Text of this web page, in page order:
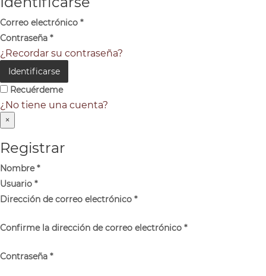
Correo electrónico *
Contraseña *
¿Recordar su contraseña?
Identificarse
Recuérdeme
¿No tiene una cuenta?
×
Registrar
Nombre*
Usuario *
Dirección de correo electrónico *
Confirme la dirección de correo electrónico *
Contraseña *